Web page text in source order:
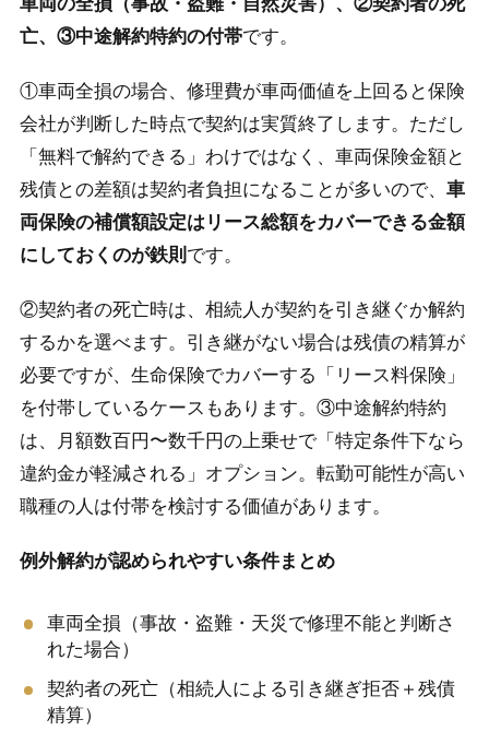
亡、③中途解約特約の付帯です。
①車両全損の場合、修理費が車両価値を上回ると保険
会社が判断した時点で契約は実質終了します。ただし
「無料で解約できる」わけではなく、車両保険金額と
残債との差額は契約者負担になることが多いので、 車
両保険の補償額設定はリース総額をカバーできる金額
にしておくのが鉄則 です。
②契約者の死亡時は、相続人が契約を引き継ぐか解約
するかを選べます。引き継がない場合は残債の精算が
必要ですが、生命保険でカバーする「リース料保険」
を付帯しているケースもあります。③中途解約特約
は、月額数百円〜数千円の上乗せで「特定条件下なら
違約金が軽減される」オプション。転勤可能性が高い
職種の人は付帯を検討する価値があります。
例外解約が認められやすい条件まとめ
車両全損（事故・盗難・天災で修理不能と判断さ
れた場合）
契約者の死亡（相続人による引き継ぎ拒否＋残債
精算）